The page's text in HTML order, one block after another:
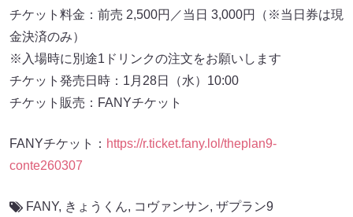
チケット料金：前売 2,500円／当日 3,000円（※当日券は現
金決済のみ）
※入場時に別途1ドリンクの注文をお願いします
チケット発売日時：1月28日（水）10:00
チケット販売：FANYチケット
FANYチケット： https://r.ticket.fany.lol/theplan9-
conte260307
FANY, きょうくん, コヴァンサン, ザプラン9